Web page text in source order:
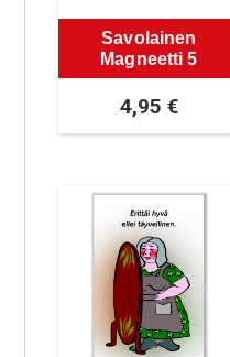
Savolainen
Magneetti 5
4,95 €